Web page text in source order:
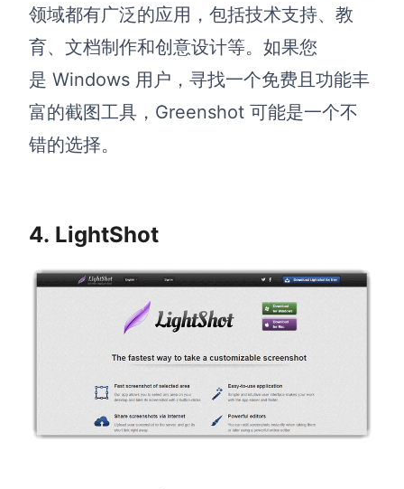
领域都有广泛的应用，包括技术支持、教
育、文档制作和创意设计等。如果您
是 Windows 用户，寻找一个免费且功能丰
富的截图工具，Greenshot 可能是一个不
错的选择。
4. LightShot